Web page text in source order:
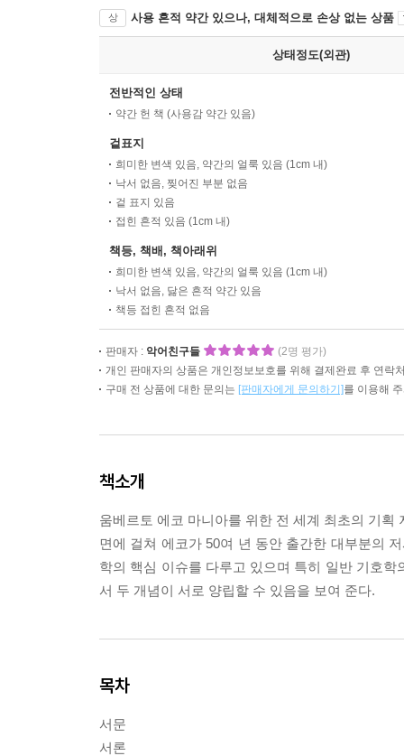
상 사용 흔적 약간 있으나, 대체적으로 손상 없는 상품
상태정도(외관)
전반적인 상태
약간 헌 책 (사용감 약간 있음)
겉표지
희미한 변색 있음, 약간의 얼룩 있음 (1cm 내)
낙서 없음, 찢어진 부분 없음
겉 표지 있음
접힌 흔적 있음 (1cm 내)
책등, 책배, 책아래위
희미한 변색 있음, 약간의 얼룩 있음 (1cm 내)
낙서 없음, 닳은 흔적 약간 있음
책등 접힌 흔적 없음
판매자 : 악어친구들
(2명 평가)
개인 판매자의 상품은 개인정보보호를 위해 결제완료 후 연락
구매 전 상품에 대한 문의는 [판매자에게 문의하기]를 이용해
책소개
움베르토 에코 마니아를 위한 전 세계 최초의 기
면에 걸쳐 에코가 50여 년 동안 출간한 대부분의
학의 핵심 이슈를 다루고 있으며 특히 일반 기호
서 두 개념이 서로 양립할 수 있음을 보여 준다.
목차
서문
서론